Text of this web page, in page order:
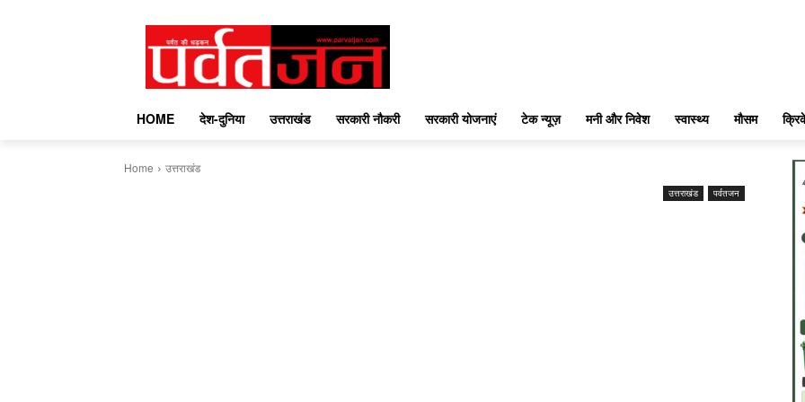
HOME देश-दुनिया उत्तराखंड सरकारी नौकरी सरकारी योजनाएं टेक न्यूज़ मनी और निवेश स्वास्थ्य मौसम
Home उत्तराखंड
उत्तराखंड पर्वतजन